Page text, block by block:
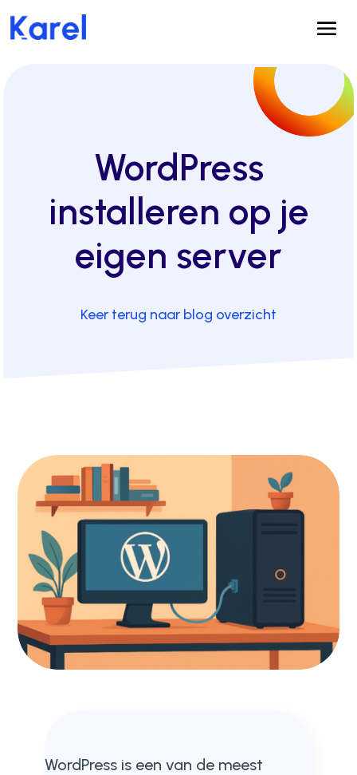
WordPress
installeren op je
eigen server
Keer terug naar blog overzicht
WordPress is een van de meest